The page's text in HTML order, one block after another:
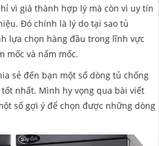
vì giá thành hợp lý mà còn vì uy tín
Đó chính là lý do tại sao tủ
lựa chọn hàng đầu trong lĩnh vực
mốc và nấm mốc.
sẻ đến bạn một số dòng tủ chống
nhất. Mình hy vọng qua bài viết
số gợi ý để chọn được những dòng